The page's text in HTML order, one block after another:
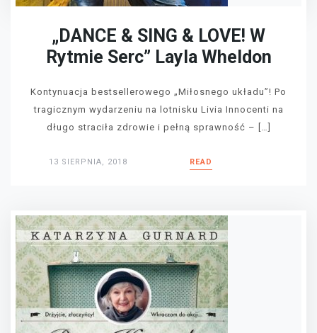
„DANCE & SING & LOVE! W
Rytmie Serc” Layla Wheldon
Kontynuacja bestsellerowego „Miłosnego układu”! Po
tragicznym wydarzeniu na lotnisku Livia Innocenti na
długo straciła zdrowie i pełną sprawność – […]
13 SIERPNIA, 2018 READ